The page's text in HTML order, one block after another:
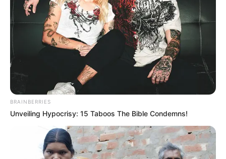
Dados de navegação:são os dados que obtemos
mesmo quando você não preenche nenhum formulário ou
não solicita nenhum conteúdo gratuito do Revista
Artesanato. Os dados de navegação, por si sós, não
podem ser considerados dados pessoais, portanto, são
dados não pessoais que indicam, por exemplo, quais
páginas do site foram visitadas, quando foram
visitadas, em quais hiperlinks você clicou, quais
conteúdos ou serviços foram solicitados ou indicados
por você, a sua localização aproximada (latitude e
longitude); o seu endereço de IP; as informações do seu
identificador de publicidade, nome e tipo de sistema
operacional); e as informação da sua conexão de
internet dentre outros.
BRAINBERRIES
Unveiling Hypocrisy: 15 Taboos The Bible Condemns!